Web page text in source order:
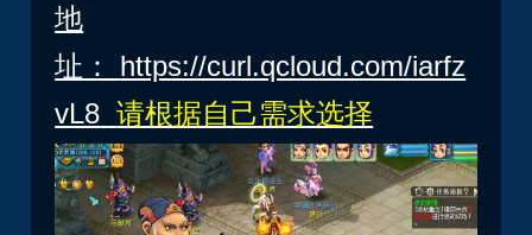
地
址： https://curl.qcloud.com/iarfz
vL8 请根据自己需求选择